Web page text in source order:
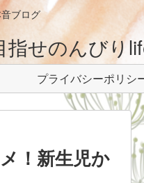
ブログ
指せのんびり
プライバシーポリシ
！新生児か